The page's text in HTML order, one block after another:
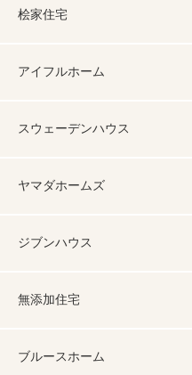
桧家住宅
アイフルホーム
スウェーデンハウス
ヤマダホームズ
ジブンハウス
無添加住宅
ブルースホーム